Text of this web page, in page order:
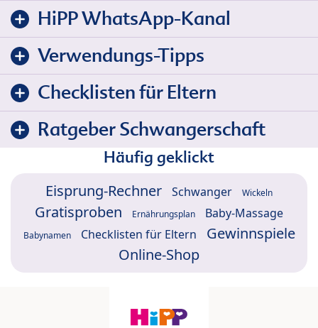
HiPP WhatsApp-Kanal
Verwendungs-Tipps
Checklisten für Eltern
Ratgeber Schwangerschaft
Häufig geklickt
Eisprung-Rechner Schwanger Wickeln
Gratisproben Ernährungsplan Baby-Massage
Babynamen Checklisten für Eltern
Gewinnspiele
Online-Shop